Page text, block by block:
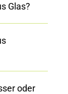
Glas?
oder